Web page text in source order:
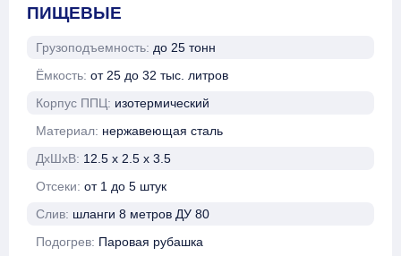
ПИЩЕВЫЕ
Грузоподъемность: до 25 тонн
Ёмкость: от 25 до 32 тыс. литров
Корпус ППЦ: изотермический
Материал: нержавеющая сталь
ДхШхВ: 12.5 х 2.5 х 3.5
Отсеки: от 1 до 5 штук
Слив: шланги 8 метров ДУ 80
Подогрев: Паровая рубашка